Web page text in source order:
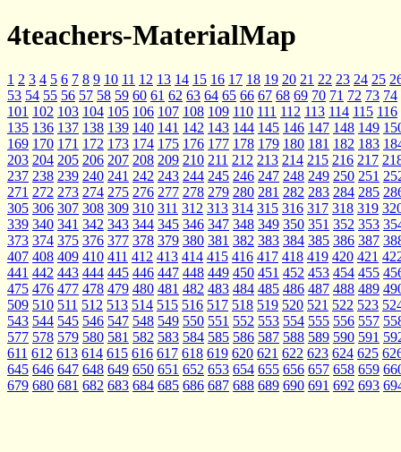
4teachers-MaterialMap
1 2 3 4 5 6 7 8 9 10 11 12 13 14 15 16 17 18 19 20 21 22 23 24 25
53 54 55 56 57 58 59 60 61 62 63 64 65 66 67 68 69 70 71 72 73 74
101 102 103 104 105 106 107 108 109 110 111 112 113 114 115 116
135 136 137 138 139 140 141 142 143 144 145 146 147 148 149
169 170 171 172 173 174 175 176 177 178 179 180 181 182 183
203 204 205 206 207 208 209 210 211 212 213 214 215 216 217
237 238 239 240 241 242 243 244 245 246 247 248 249 250 251
271 272 273 274 275 276 277 278 279 280 281 282 283 284 285
305 306 307 308 309 310 311 312 313 314 315 316 317 318 319
339 340 341 342 343 344 345 346 347 348 349 350 351 352 353
373 374 375 376 377 378 379 380 381 382 383 384 385 386 387
407 408 409 410 411 412 413 414 415 416 417 418 419 420 421
441 442 443 444 445 446 447 448 449 450 451 452 453 454 455
475 476 477 478 479 480 481 482 483 484 485 486 487 488 489
509 510 511 512 513 514 515 516 517 518 519 520 521 522 523
543 544 545 546 547 548 549 550 551 552 553 554 555 556 557
577 578 579 580 581 582 583 584 585 586 587 588 589 590 591
611 612 613 614 615 616 617 618 619 620 621 622 623 624 625
645 646 647 648 649 650 651 652 653 654 655 656 657 658 659
679 680 681 682 683 684 685 686 687 688 689 690 691 692 693